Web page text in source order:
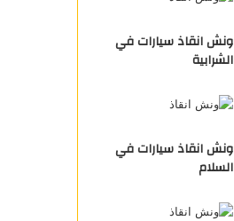
ونش انقاذ سيارات في
الشرابية
ونش انقاذ سيارات في
السلام